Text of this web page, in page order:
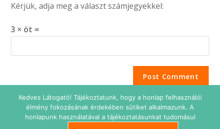
Kérjük, adja meg a választ számjegyekkel:
3 × öt =
Kedves Látogató! Tájékoztatunk, hogy a honlap felhasználói
élmény fokozásának érdekében sütiket alkalmazunk. A
honlapunk használatával a tájékoztatásunkat tudomásul